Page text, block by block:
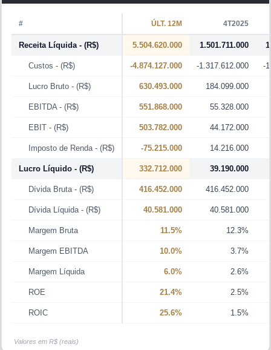
# ÚLT. 12M 4T2025
Receita Líquida- (R$) 5.504.620.000 1.501.711.000
Custos - (R$) -4.874.127.000 -1.317.612.000 -
Lucro Bruto - (R$) 630.493.000 184.099.000
EBITDA- (R$) 551.868.000 55.328.000
EBIT - (R$) 503.782.000 44.172.000
Imposto de Renda- (R$) -75.215.000 14.216.000
Lucro Líquido - (R$) 332.712.000 39.190.000
Dívida Bruta- (R$) 416.452.000 416.452.000
Dívida Líquida- (R$) 40.581.000 40.581.000
Margem Bruta 11.5% 12.3%
Margem EBITDA 10.0% 3.7%
Margem Líquida 6.0% 2.6%
ROE 21.4% 2.5%
ROIC 25.6% 1.5%
Valores em R$ (reais)